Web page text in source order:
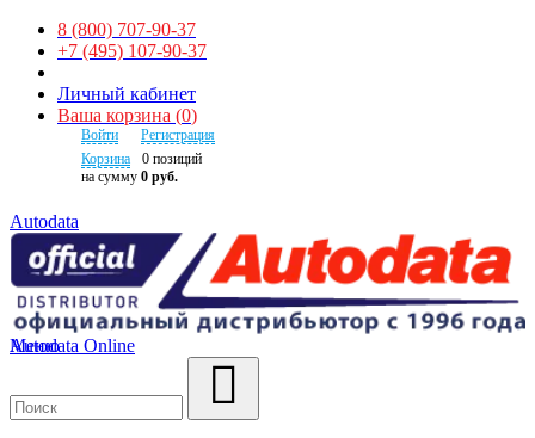
8 (800) 707-90-37
+7 (495) 107-90-37
Личный кабинет
Ваша корзина (0)
Войти
Регистрация
Корзина
0 позиций
на сумму 0 руб.
Autodata
Autodata Online
Меню